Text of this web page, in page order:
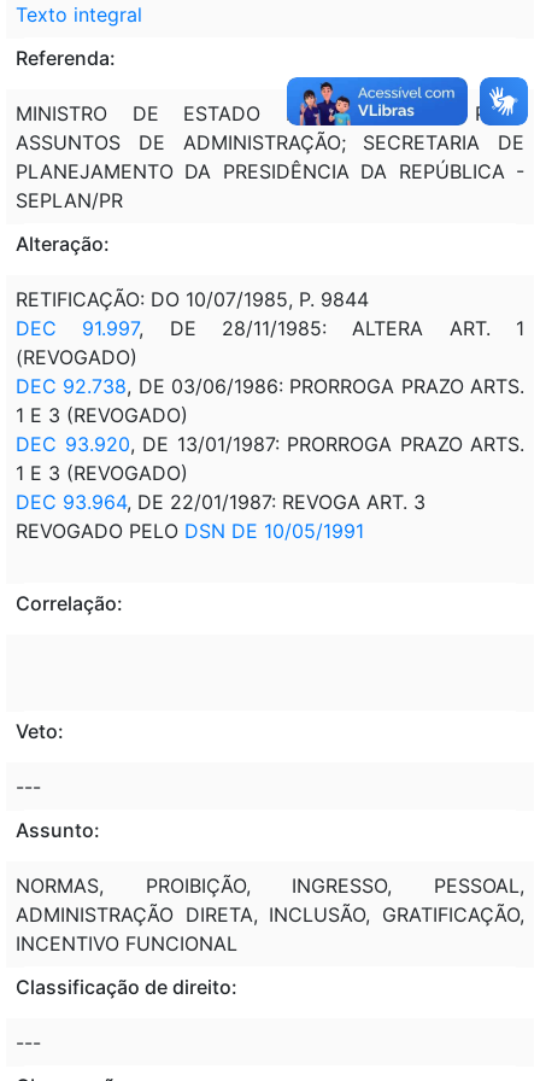
Texto integral
Referenda:
MINISTRO DE ESTADO EXTRAORDINÁRIO PARA
ASSUNTOS DE ADMINISTRAÇÃO; SECRETARIA DE
PLANEJAMENTO DA PRESIDÊNCIA DA REPÚBLICA -
SEPLAN/PR
Alteração:
RETIFICAÇÃO: DO 10/07/1985, P. 9844
DEC 91.997, DE 28/11/1985: ALTERA ART. 1
(REVOGADO)
DEC 92.738, DE 03/06/1986: PRORROGA PRAZO ARTS.
1 E 3 (REVOGADO)
DEC 93.920, DE 13/01/1987: PRORROGA PRAZO ARTS.
1 E 3 (REVOGADO)
DEC 93.964, DE 22/01/1987: REVOGA ART. 3
REVOGADO PELO DSN DE 10/05/1991
Correlação:
Veto:
---
Assunto:
NORMAS, PROIBIÇÃO, INGRESSO, PESSOAL,
ADMINISTRAÇÃO DIRETA, INCLUSÃO, GRATIFICAÇÃO,
INCENTIVO FUNCIONAL
Classificação de direito:
---